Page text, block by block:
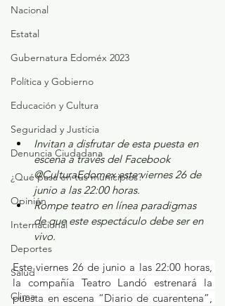
Nacional
Estatal
Gubernatura Edoméx 2023
Política y Gobierno
Educación y Cultura
Seguridad y Justicia
Denuncia Ciudadana
¿Qué pasa en tus municipios?
Opinión
Internacional
Deportes
Salud
Clima
Invitan a disfrutar de esta puesta en
escena a través del Facebook
@CulturaEdomex este viernes 26 de
junio a las 22:00 horas.
Rompe teatro en línea paradigmas
de que este espectáculo debe ser en
vivo.
Este viernes 26 de junio a las 22:00 horas,
la compañía Teatro Landó estrenará la
puesta en escena “Diario de cuarentena”,